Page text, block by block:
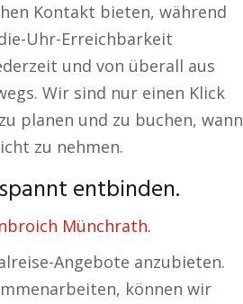
Kontakt bieten, während
Uhr-Erreichbarkeit
und von überall aus
Wir sind nur einen Klick
planen und zu buchen, wann
zu nehmen.
entbinden.
Münchrath.
Angebote anzubieten.
können wir